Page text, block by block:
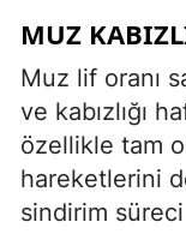
MUZ
Muz lif oranı
ve kabızlığı
özellikle tam
hareketlerini
sindirim